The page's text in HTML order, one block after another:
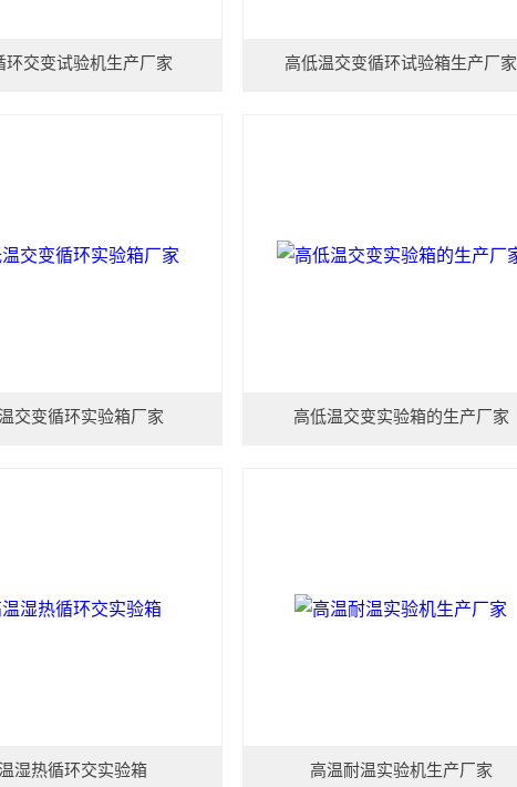
环交变试验机生产厂家 高低温交变循环试验箱生产厂家
交变循环实验箱厂家 高低温交变实验箱的生产厂家
湿热循环交实验箱 高温耐温实验机生产厂家